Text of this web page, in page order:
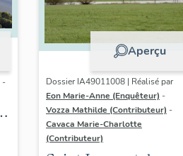
-
Aperçu
Dossier IA49011008 | Réalisé par
Eon Marie-Anne (Enquêteur) -
Vozza Mathilde (Contributeur) -
Cavaca Marie-Charlotte
(Contributeur)